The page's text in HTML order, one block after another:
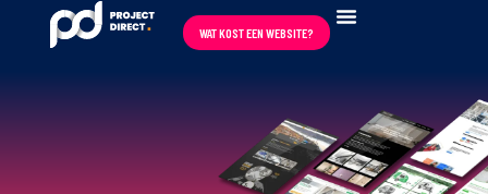
WAT KOST EEN WEBSITE?